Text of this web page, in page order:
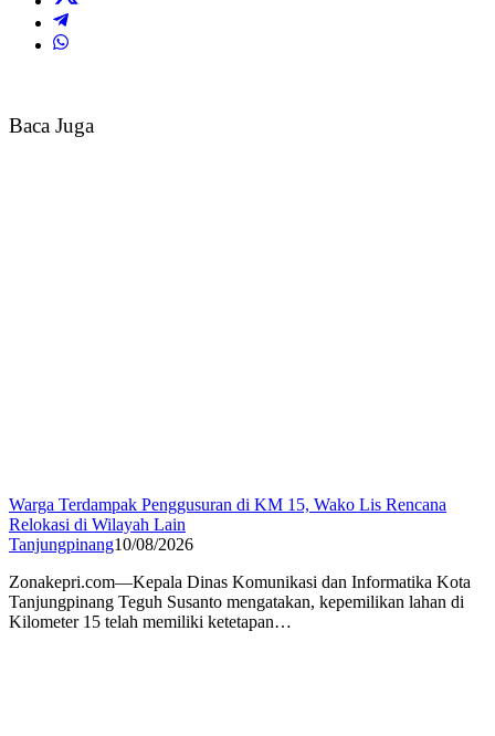
Baca Juga
Warga Terdampak Penggusuran di KM 15, Wako Lis Rencana
Relokasi di Wilayah Lain
Tanjungpinang10/08/2026
Zonakepri.com—Kepala Dinas Komunikasi dan Informatika Kota
Tanjungpinang Teguh Susanto mengatakan, kepemilikan lahan di
Kilometer 15 telah memiliki ketetapan…